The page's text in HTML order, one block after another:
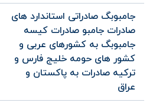
جامبوبگ صادراتی استاندارد های
صادرات جامبو صادرات کیسه
جامبوبگ به کشورهای عربی و
کشور های حومه خلیج فارس و
ترکیه صادرات به پاکستان و
عراق
140تحمل بار 2تن
145,000 تومان
15000kg دست دوم
130,000